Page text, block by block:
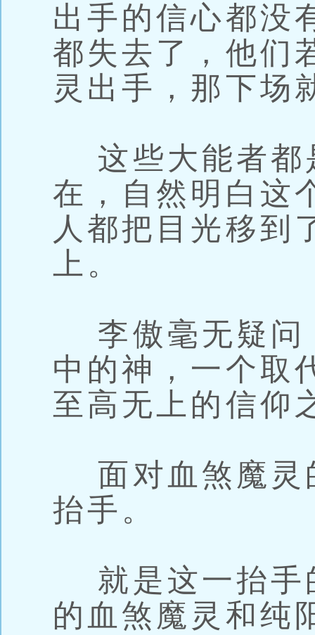
出手的信心都没
都失去了，他们
灵出手，那下场
这些大能者都
在，自然明白这
人都把目光移到
上。
李傲毫无疑问
中的神，一个取
至高无上的信仰
面对血煞魔灵
抬手。
就是这一抬手
的血煞魔灵和纯